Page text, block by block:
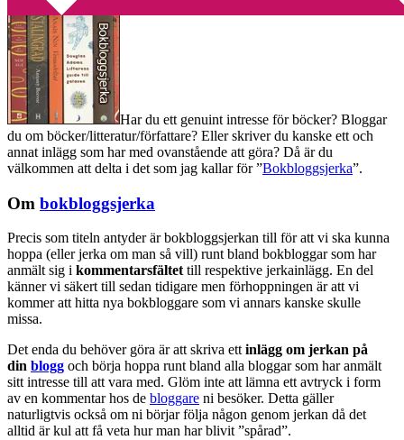
Har du ett genuint intresse för böcker? Bloggar
du om böcker/litteratur/författare? Eller skriver du kanske ett och
annat inlägg som har med ovanstående att göra? Då är du
välkommen att delta i det som jag kallar för ”Bokbloggsjerka”.
Om bokbloggsjerka
Precis som titeln antyder är bokbloggsjerkan till för att vi ska kunna
hoppa (eller jerka om man så vill) runt bland bokbloggar som har
anmält sig i kommentarsfältet till respektive jerkainlägg. En del
känner vi säkert till sedan tidigare men förhoppningen är att vi
kommer att hitta nya bokbloggare som vi annars kanske skulle
missa.
Det enda du behöver göra är att skriva ett inlägg om jerkan på
din blogg och börja hoppa runt bland alla bloggar som har anmält
sitt intresse till att vara med. Glöm inte att lämna ett avtryck i form
av en kommentar hos de bloggare ni besöker. Detta gäller
naturligtvis också om ni börjar följa någon genom jerkan då det
alltid är kul att få veta hur man har blivit ”spårad”.